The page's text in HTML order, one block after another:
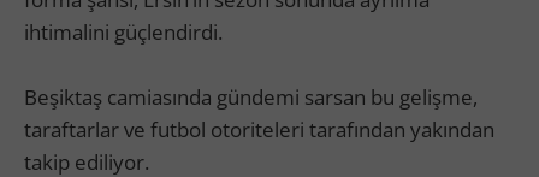
ihtimalini güçlendirdi.
Beşiktaş camiasında gündemi sarsan bu gelişme,
taraftarlar ve futbol otoriteleri tarafından yakından
takip ediliyor.